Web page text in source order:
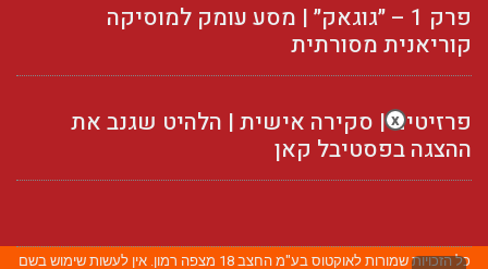
פרק 1 – ״גוגאק״ | מסע עומק למוסיקה
קוריאנית מסורתית
פרזיטים | סקירה אישית | הלהיט שגנב את
ההצגה בפסטיבל קאן
כל הזכויות שמורות לאוקטוס בע"מ החצב 18 מצפה רמון. אין לעשות שימוש בשם
x